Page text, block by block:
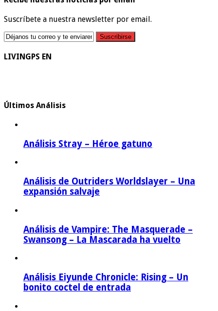
Suscríbete a nuestra newsletter por email.
LIVINGPS EN
Últimos Análisis
Análisis Stray – Héroe gatuno
Análisis de Outriders Worldslayer – Una
expansión salvaje
Análisis de Vampire: The Masquerade –
Swansong – La Mascarada ha vuelto
Análisis Eiyunde Chronicle: Rising – Un
bonito coctel de entrada